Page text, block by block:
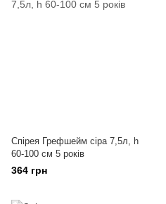
Спірея Грефшейм сіра 7,5л, h
60-100 см 5 років
364 грн